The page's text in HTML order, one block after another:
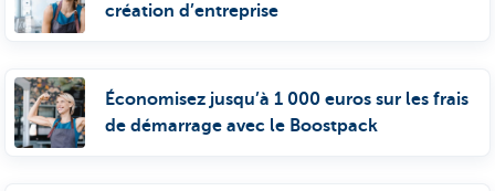
création d’entreprise
Économisez jusqu’à 1 000 euros sur les frais
de démarrage avec le Boostpack